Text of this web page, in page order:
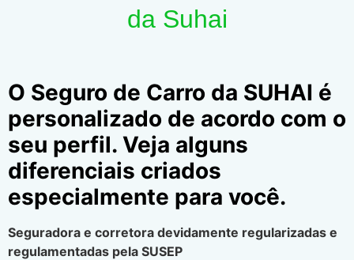
da Suhai
O Seguro de Carro da SUHAI é
personalizado de acordo com o
seu perfil. Veja alguns
diferenciais criados
especialmente para você.
Seguradora e corretora devidamente regularizadas e
regulamentadas pela SUSEP